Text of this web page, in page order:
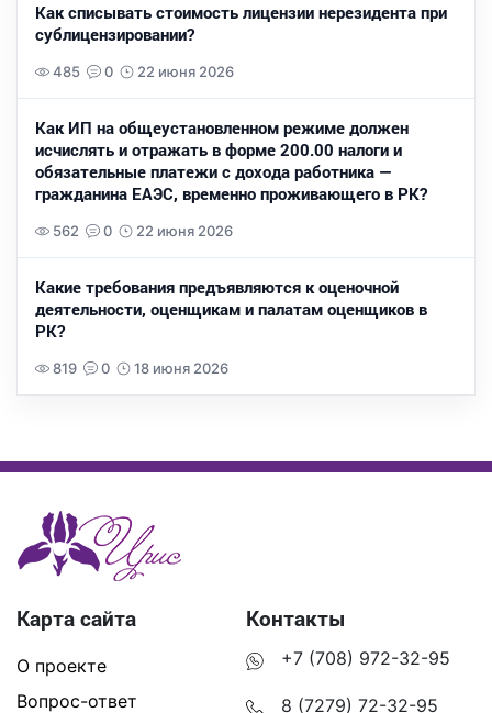
Как списывать стоимость лицензии нерезидента при
сублицензировании?
485 0 22 июня 2026
Как ИП на общеустановленном режиме должен
исчислять и отражать в форме 200.00 налоги и
обязательные платежи с дохода работника —
гражданина ЕАЭС, временно проживающего в РК?
562 0 22 июня 2026
Какие требования предъявляются к оценочной
деятельности, оценщикам и палатам оценщиков в
РК?
819 0 18 июня 2026
Карта сайта
О проекте
Вопрос-ответ
Контакты
+7 (708) 972-32-95
8 (7279) 72-32-95